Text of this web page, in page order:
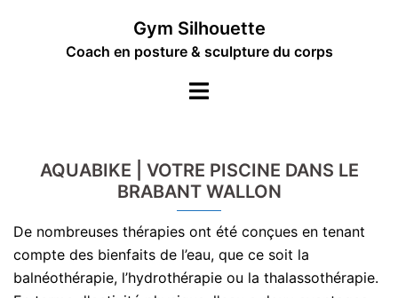
Gym Silhouette
Coach en posture & sculpture du corps
Ouvrir/fermer
AQUABIKE | VOTRE PISCINE DANS LE
BRABANT WALLON
De nombreuses thérapies ont été conçues en tenant
compte des bienfaits de l’eau, que ce soit la
balnéothérapie, l’hydrothérapie ou la thalassothérapie.